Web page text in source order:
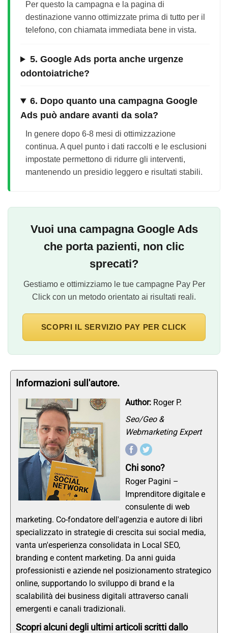
Per questo la campagna e la pagina di
destinazione vanno ottimizzate prima di tutto per il
telefono, con chiamata immediata bene in vista.
5. Google Ads porta anche urgenze
odontoiatriche?
6. Dopo quanto una campagna Google
Ads può andare avanti da sola?
In genere dopo 6-8 mesi di ottimizzazione
continua. A quel punto i dati raccolti e le esclusioni
impostate permettono di ridurre gli interventi,
mantenendo un presidio leggero e risultati stabili.
Vuoi una campagna Google Ads
che porta pazienti, non clic
sprecati?
Gestiamo e ottimizziamo le tue campagne Pay Per
Click con un metodo orientato ai risultati reali.
SCOPRI IL SERVIZIO PAY PER CLICK
Informazioni sull'autore.
Author: Roger P.
Seo/Geo &
Webmarketing Expert
Chi sono?
Roger Pagini –
Imprenditore digitale e
consulente di web
marketing. Co-fondatore dell'agenzia e autore di libri
specializzato in strategie di crescita sui social media,
vanta un'esperienza consolidata in Local SEO,
branding e content marketing. Da anni guida
professionisti e aziende nel posizionamento strategico
online, supportando lo sviluppo di brand e la
scalabilità dei business digitali attraverso canali
emergenti e canali tradizionali.
Scopri alcuni degli ultimi articoli scritti dallo